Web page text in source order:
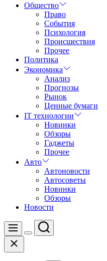
Общество
Право
События
Психология
Происшествия
Прочее
Политика
Экономика
Анализ
Прогнозы
Рынок
Ценные бумаги
IT технологии
Новинки
Обзоры
Гаджеты
Прочее
Авто
Автоновости
Автосоветы
Новинки
Обзоры
Новости
Меню
Цвет
Поиск
Закрыть